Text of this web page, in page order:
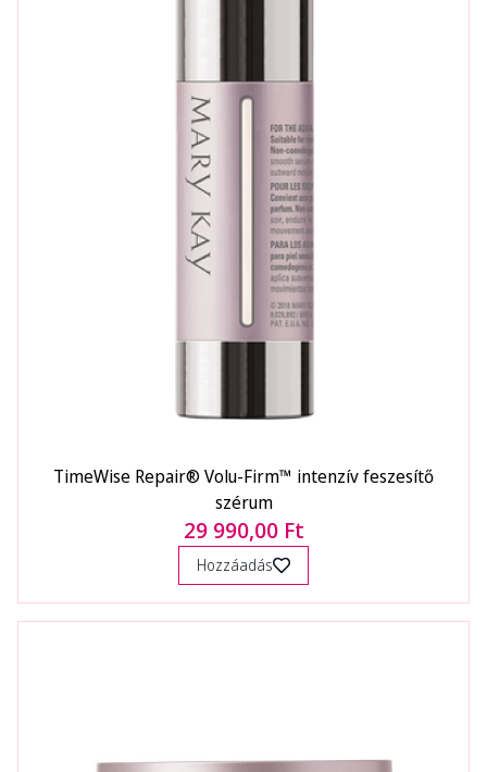
TimeWise Repair® Volu-Firm™ intenzív feszesítő
szérum
29 990,00 Ft
Hozzáadás